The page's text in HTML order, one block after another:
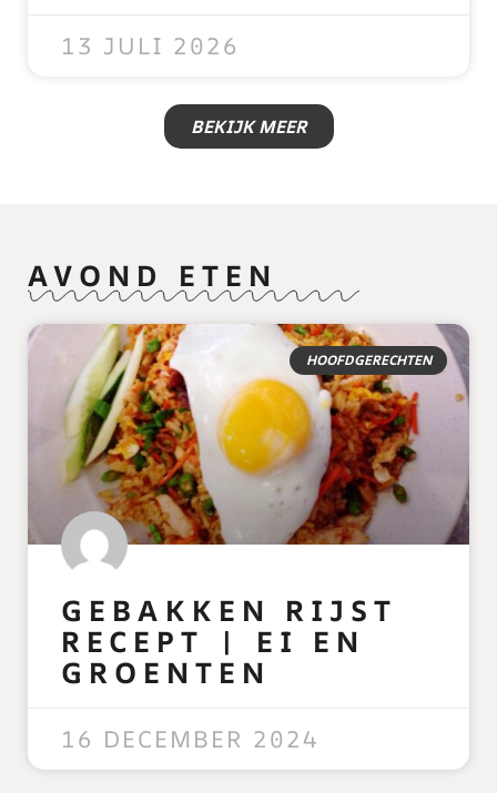
13 JULI 2026
BEKIJK MEER
AVOND ETEN
HOOFDGERECHTEN
GEBAKKEN RIJST
RECEPT | EI EN
GROENTEN
16 DECEMBER 2024